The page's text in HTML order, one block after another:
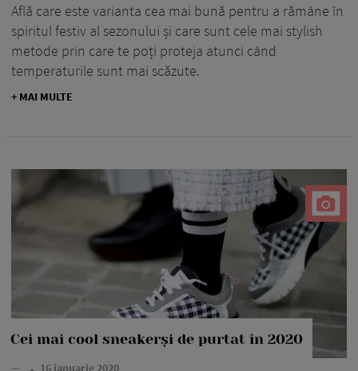
Află care este varianta cea mai bună pentru a rămâne în
spiritul festiv al sezonului și care sunt cele mai stylish
metode prin care te poți proteja atunci când
temperaturile sunt mai scăzute.
+ MAI MULTE
Cei mai cool sneakerși de purtat în 2020
— 16 ianuarie 2020